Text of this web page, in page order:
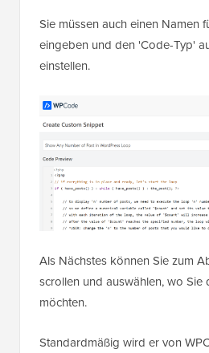
Sie müssen auch einen Namen
eingeben und den 'Code-Typ'
einstellen.
Als Nächstes können Sie zum
scrollen und auswählen, wo Sie
möchten.
Standardmäßig wird er von